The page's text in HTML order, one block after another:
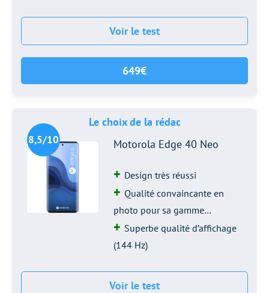
Voir le test
649€
Le choix de la rédac
8,5/10 Motorola Edge 40 Neo
Design très réussi
Qualité convaincante en
photo pour sa gamme…
Superbe qualité d’affichage
(144 Hz)
Voir le test